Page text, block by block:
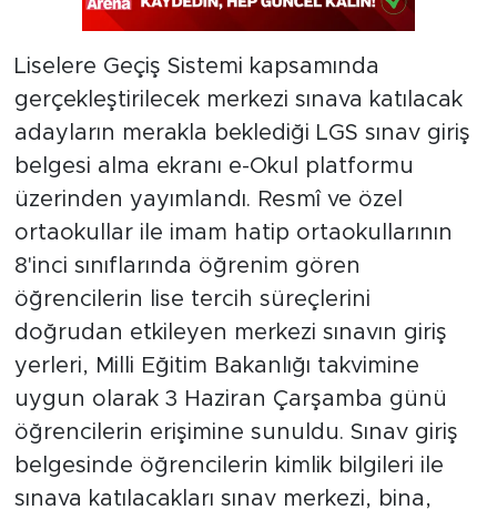
Liselere Geçiş Sistemi kapsamında
gerçekleştirilecek merkezi sınava katılacak
adayların merakla beklediği LGS sınav giriş
belgesi alma ekranı e-Okul platformu
üzerinden yayımlandı. Resmî ve özel
ortaokullar ile imam hatip ortaokullarının
8'inci sınıflarında öğrenim gören
öğrencilerin lise tercih süreçlerini
doğrudan etkileyen merkezi sınavın giriş
yerleri, Milli Eğitim Bakanlığı takvimine
uygun olarak 3 Haziran Çarşamba günü
öğrencilerin erişimine sunuldu. Sınav giriş
belgesinde öğrencilerin kimlik bilgileri ile
sınava katılacakları sınav merkezi, bina,